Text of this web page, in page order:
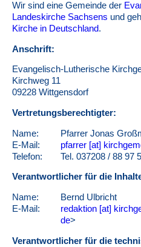
Wir sind eine Gemeinde der
Landeskirche Sachsens und
Kirche in Deutschland.
Anschrift:
Evangelisch-Lutherische
Kirchweg 11
09228 Wittgensdorf
Vertretungsberechtigter:
Name:
Pfarrer Jonas
E-Mail:
pfarrer [at]
Telefon:
Tel. 037208 / 88 97
Verantwortlicher für die
Name:
Bernd Ulbricht
E-Mail:
redaktion [at]
de>
Verantwortlicher für die